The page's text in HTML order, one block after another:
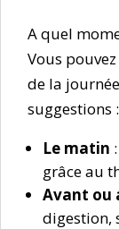
A quel
Vous
de la
suggestions :
Le matin
grâce au
Avant ou
digestion,